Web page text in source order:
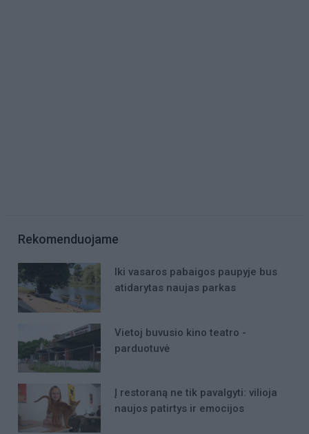
Rekomenduojame
Iki vasaros pabaigos paupyje bus
atidarytas naujas parkas
Vietoj buvusio kino teatro -
parduotuvė
Į restoraną ne tik pavalgyti: vilioja
naujos patirtys ir emocijos